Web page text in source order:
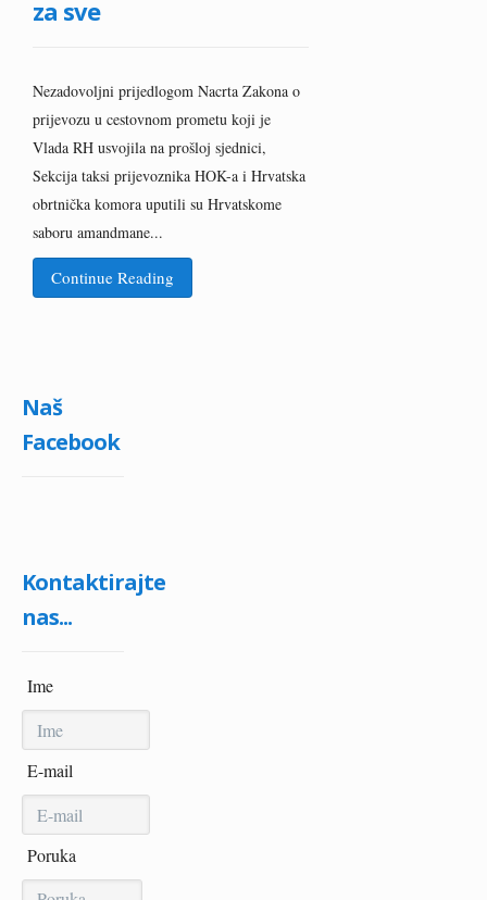
za sve
Nezadovoljni prijedlogom Nacrta Zakona o
prijevozu u cestovnom prometu koji je
Vlada RH usvojila na prošloj sjednici,
Sekcija taksi prijevoznika HOK-a i Hrvatska
obrtnička komora uputili su Hrvatskome
saboru amandmane...
Continue Reading
Naš
Facebook
Kontaktirajte
nas...
Ime
E-mail
Poruka